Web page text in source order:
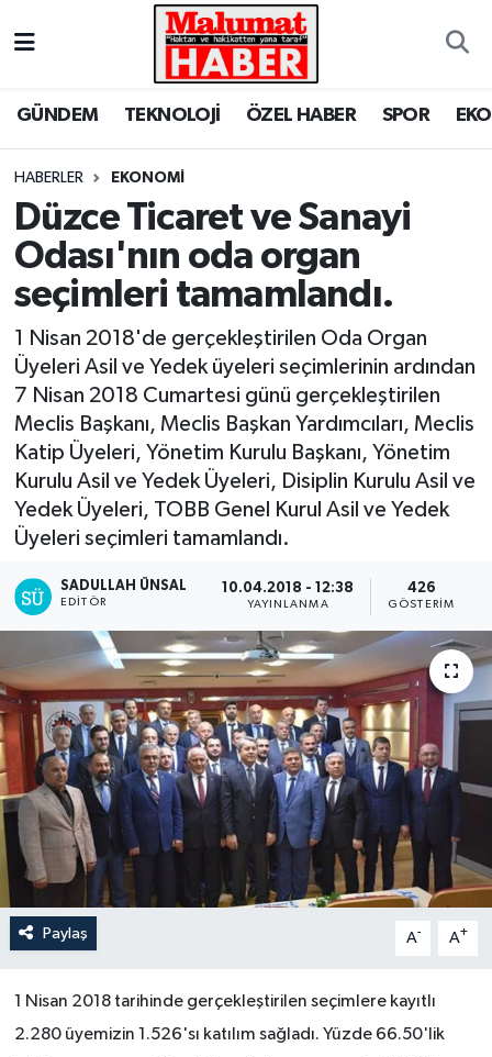
GÜNDEM TEKNOLOJİ ÖZEL HABER SPOR
HABERLER EKONOMİ
Düzce Ticaret ve Sanayi
Odası'nın oda organ
seçimleri tamamlandı.
1 Nisan 2018'de gerçekleştirilen Oda Organ
Üyeleri Asil ve Yedek üyeleri seçimlerinin ardından
7 Nisan 2018 Cumartesi günü gerçekleştirilen
Meclis Başkanı, Meclis Başkan Yardımcıları, Meclis
Katip Üyeleri, Yönetim Kurulu Başkanı, Yönetim
Kurulu Asil ve Yedek Üyeleri, Disiplin Kurulu Asil ve
Yedek Üyeleri, TOBB Genel Kurul Asil ve Yedek
Üyeleri seçimleri tamamlandı.
SADULLAH ÜNSAL
EDITÖR
10.04.2018 - 12:38
YAYINLANMA
426
GÖSTERIM
Paylaş A- A+
1 Nisan 2018 tarihinde gerçekleştirilen seçimlere kayıtlı
2.280 üyemizin 1.526'sı katılım sağladı. Yüzde 66.50'lik
Nöbetçi Eczaneler
Süper Lig Puan Durumu ve Fikstür
Tüm Manşetler
Son Dakika Haberleri
Haber Arşivi